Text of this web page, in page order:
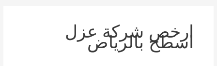
ارخص شركة عزل
اسطح بالرياض